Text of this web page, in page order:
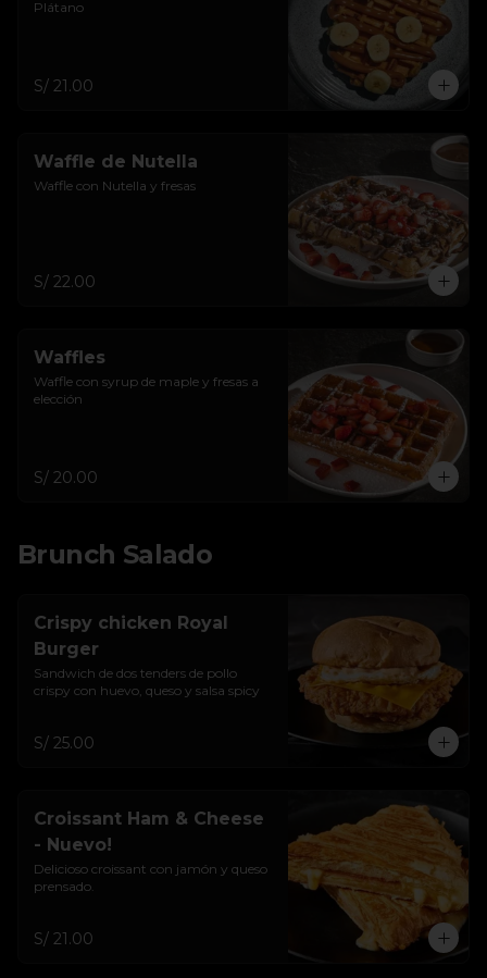
Plátano
S/ 21.00
Waffle de Nutella
Waffle con Nutella y fresas
S/ 22.00
Waffles
Waffle con syrup de maple y fresas a
elección
S/ 20.00
Brunch Salado
Crispy chicken Royal
Burger
Sandwich de dos tenders de pollo
crispy con huevo, queso y salsa spicy
S/ 25.00
Croissant Ham & Cheese
- Nuevo!
Delicioso croissant con jamón y queso
prensado.
S/ 21.00